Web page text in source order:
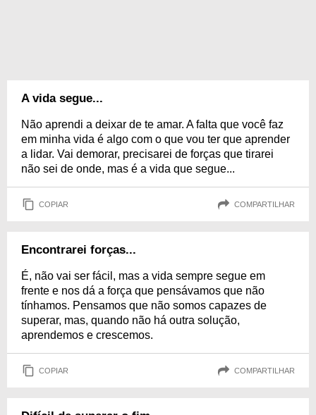
A vida segue...
Não aprendi a deixar de te amar. A falta que você faz
em minha vida é algo com o que vou ter que aprender
a lidar. Vai demorar, precisarei de forças que tirarei
não sei de onde, mas é a vida que segue...
COPIAR COMPARTILHAR
Encontrarei forças...
É, não vai ser fácil, mas a vida sempre segue em
frente e nos dá a força que pensávamos que não
tínhamos. Pensamos que não somos capazes de
superar, mas, quando não há outra solução,
aprendemos e crescemos.
COPIAR COMPARTILHAR